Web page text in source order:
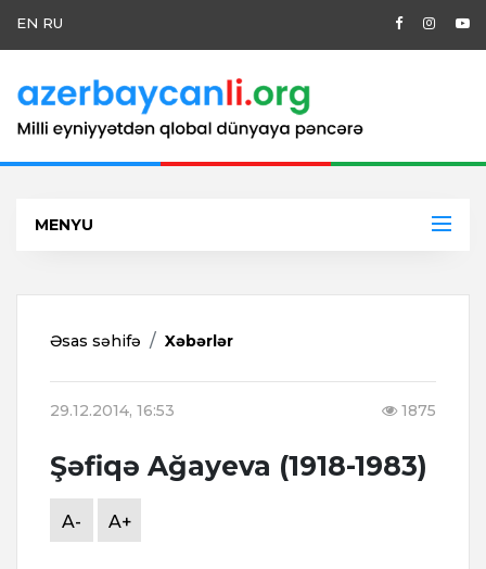
EN RU
MENYU
Əsas səhifə Xəbərlər
29.12.2014, 16:53 1875
Şəfiqə Ağayeva (1918-1983)
A- A+